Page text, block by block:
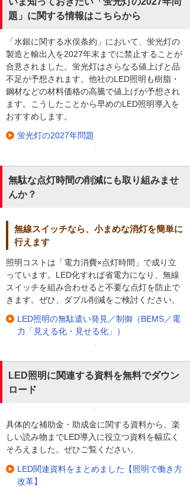
題」に関する情報はこちらから
「水銀に関する水俣条約」において、蛍光灯の
製造と輸出入を2027年末までに禁止することが
合意されました。蛍光灯はさらなる値上げと品
不足が予想されます。他社のLED照明も樹脂・
鋼材などの材料価格の高騰で値上げが予想され
ます。こうしたことから早めのLED照明導入を
おすすめします。
蛍光灯の2027年問題
無駄な点灯時間の削減にも取り組みませ
んか？
無線スイッチなら、小まめな消灯を簡単に
行えます
照明コストは「電力消費×点灯時間」で成り立
っています。LED化すれば省電力になり、無線
スイッチを組み合わせると不要な点灯を防止で
きます。ぜひ、ダブル削減をご検討ください。
LED照明の無駄遣い発見／制御（BEMS／電
力「見える化・見せる化」）
LED照明に関連する資料を無料でダウン
ロード
具体的な補助金・助成金に関する資料から、楽
しい読み物までLED導入に役立つ資料を幅広く
そろえました。ぜひご覧ください。
LED関連資料をまとめました【照明で働き方
改革】